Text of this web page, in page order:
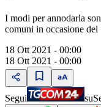
I modi per annodarla
comuni in occasione del
18 Ott 2021 - 00:00
18 Ott 2021 - 00:00
Segui su